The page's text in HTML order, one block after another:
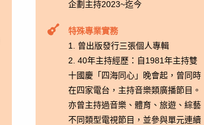
企劃主持2023~迄今
特殊專業實務
1. 曾出版發行三張個人專輯
2. 40年主持經歷：自1981年主持雙
十國慶「四海同心」晚會起，曾同時
在四家電台，主持音樂類廣播節目。
亦曾主持過音樂、體育、旅遊、綜藝
不同類型電視節目，並參與單元連續